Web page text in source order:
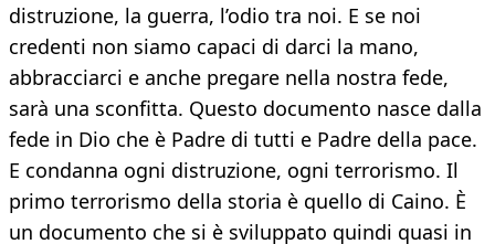
distruzione, la guerra, l’odio tra noi. E se noi
credenti non siamo capaci di darci la mano,
abbracciarci e anche pregare nella nostra fede,
sarà una sconfitta. Questo documento nasce dalla
fede in Dio che è Padre di tutti e Padre della pace.
E condanna ogni distruzione, ogni terrorismo. Il
primo terrorismo della storia è quello di Caino. È
un documento che si è sviluppato quindi quasi in